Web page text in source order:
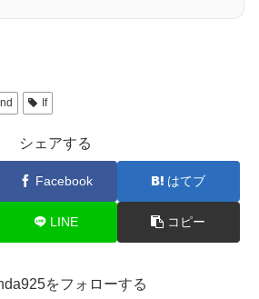
If
シェアする
Facebook はてブ
LINE コピー
をフォローする